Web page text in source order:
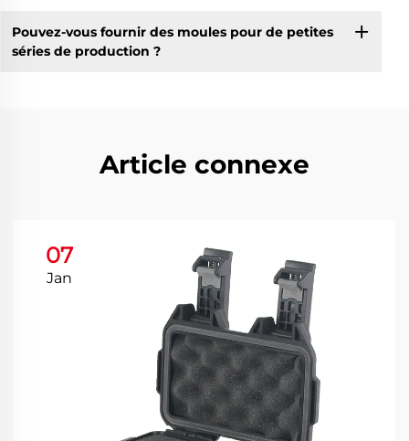
Pouvez-vous fournir des moules pour de petites
séries de production ?
Article connexe
07
Jan